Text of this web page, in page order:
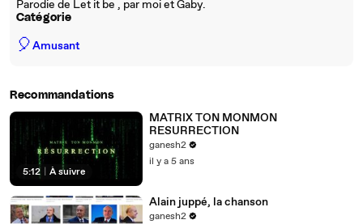
Parodie de Let it be , par moi et Gaby.
Catégorie
🎈Amusant
Recommandations
5:12 À suivre
MATRIX TON MONMON
RESURRECTION
ganesh2
il y a 5 ans
Alain juppé, la chanson
ganesh2